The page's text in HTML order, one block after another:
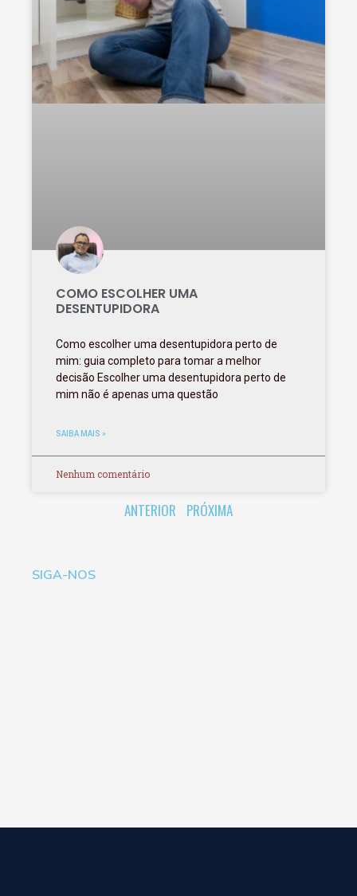
COMO ESCOLHER UMA
DESENTUPIDORA
Como escolher uma desentupidora perto de
mim: guia completo para tomar a melhor
decisão Escolher uma desentupidora perto de
mim não é apenas uma questão
SAIBA MAIS »
Nenhum comentário
ANTERIOR PRÓXIMA
SIGA-NOS